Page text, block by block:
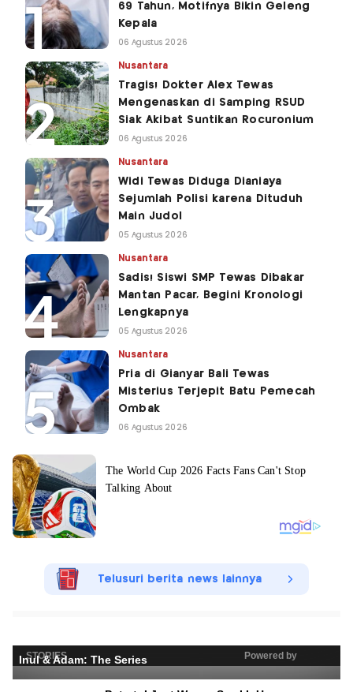
69 Tahun, Motifnya Bikin Geleng
Kepala
06 Agustus 2026
Nusantara
Tragis! Dokter Alex Tewas
Mengenaskan di Samping RSUD
Siak Akibat Suntikan Rocuronium
06 Agustus 2026
Nusantara
Widi Tewas Diduga Dianiaya
Sejumlah Polisi karena Dituduh
Main Judol
05 Agustus 2026
Nusantara
Sadis! Siswi SMP Tewas Dibakar
Mantan Pacar, Begini Kronologi
Lengkapnya
05 Agustus 2026
Nusantara
Pria di Gianyar Bali Tewas
Misterius Terjepit Batu Pemecah
Ombak
06 Agustus 2026
Telusuri berita news lainnya